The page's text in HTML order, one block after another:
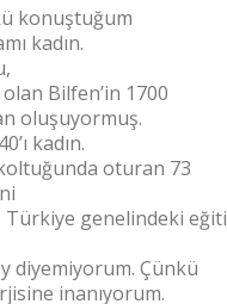
konuştuğum
kadın.
Bilfen’in 1700
oluşuyormuş.
kadın.
oturan 73
Türkiye genelindeki
diyemiyorum. Çünkü
inanıyorum.